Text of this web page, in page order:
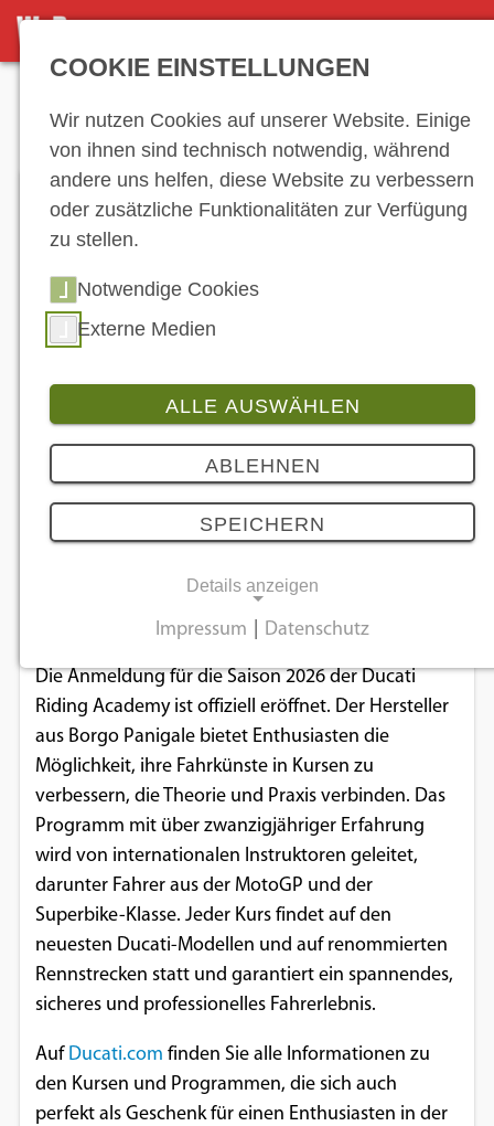
DETAILSEITE
4 Bilder
Anmeldung zur Ducati DRE Academy
07.01.2026
Ab sofort sind Anmeldungen für die 2026 DRE
Academy möglich.
Die Anmeldung für die Saison 2026 der Ducati
Riding Academy ist offiziell eröffnet. Der Hersteller
aus Borgo Panigale bietet Enthusiasten die
Möglichkeit, ihre Fahrkünste in Kursen zu
verbessern, die Theorie und Praxis verbinden. Das
Programm mit über zwanzigjähriger Erfahrung
wird von internationalen Instruktoren geleitet,
darunter Fahrer aus der MotoGP und der
Superbike-Klasse. Jeder Kurs findet auf den
neuesten Ducati-Modellen und auf renommierten
Rennstrecken statt und garantiert ein spannendes,
sicheres und professionelles Fahrerlebnis.
Auf Ducati.com finden Sie alle Informationen zu
den Kursen und Programmen, die sich auch
perfekt als Geschenk für einen Enthusiasten in der
COOKIE EINSTELLUNGEN
Wir nutzen Cookies auf unserer Website. Einige
von ihnen sind technisch notwendig, während
andere uns helfen, diese Website zu verbessern
oder zusätzliche Funktionalitäten zur Verfügung
zu stellen.
Notwendige Cookies
Externe Medien
ALLE AUSWÄHLEN
ABLEHNEN
SPEICHERN
Details anzeigen
Notwendige Cookies ermöglichen
grundlegende Funktionen und sind für die
einwandfreie Funktion der Website
erforderlich.
Einverständnis-Cookie
Name:
cookie_consent
Zweck:
Dieser Cookie speichert die ausgewählten
Einverständnis-Optionen des Benutzers
Cookie Laufzeit:
1 Jahr
Impressum Datenschutz